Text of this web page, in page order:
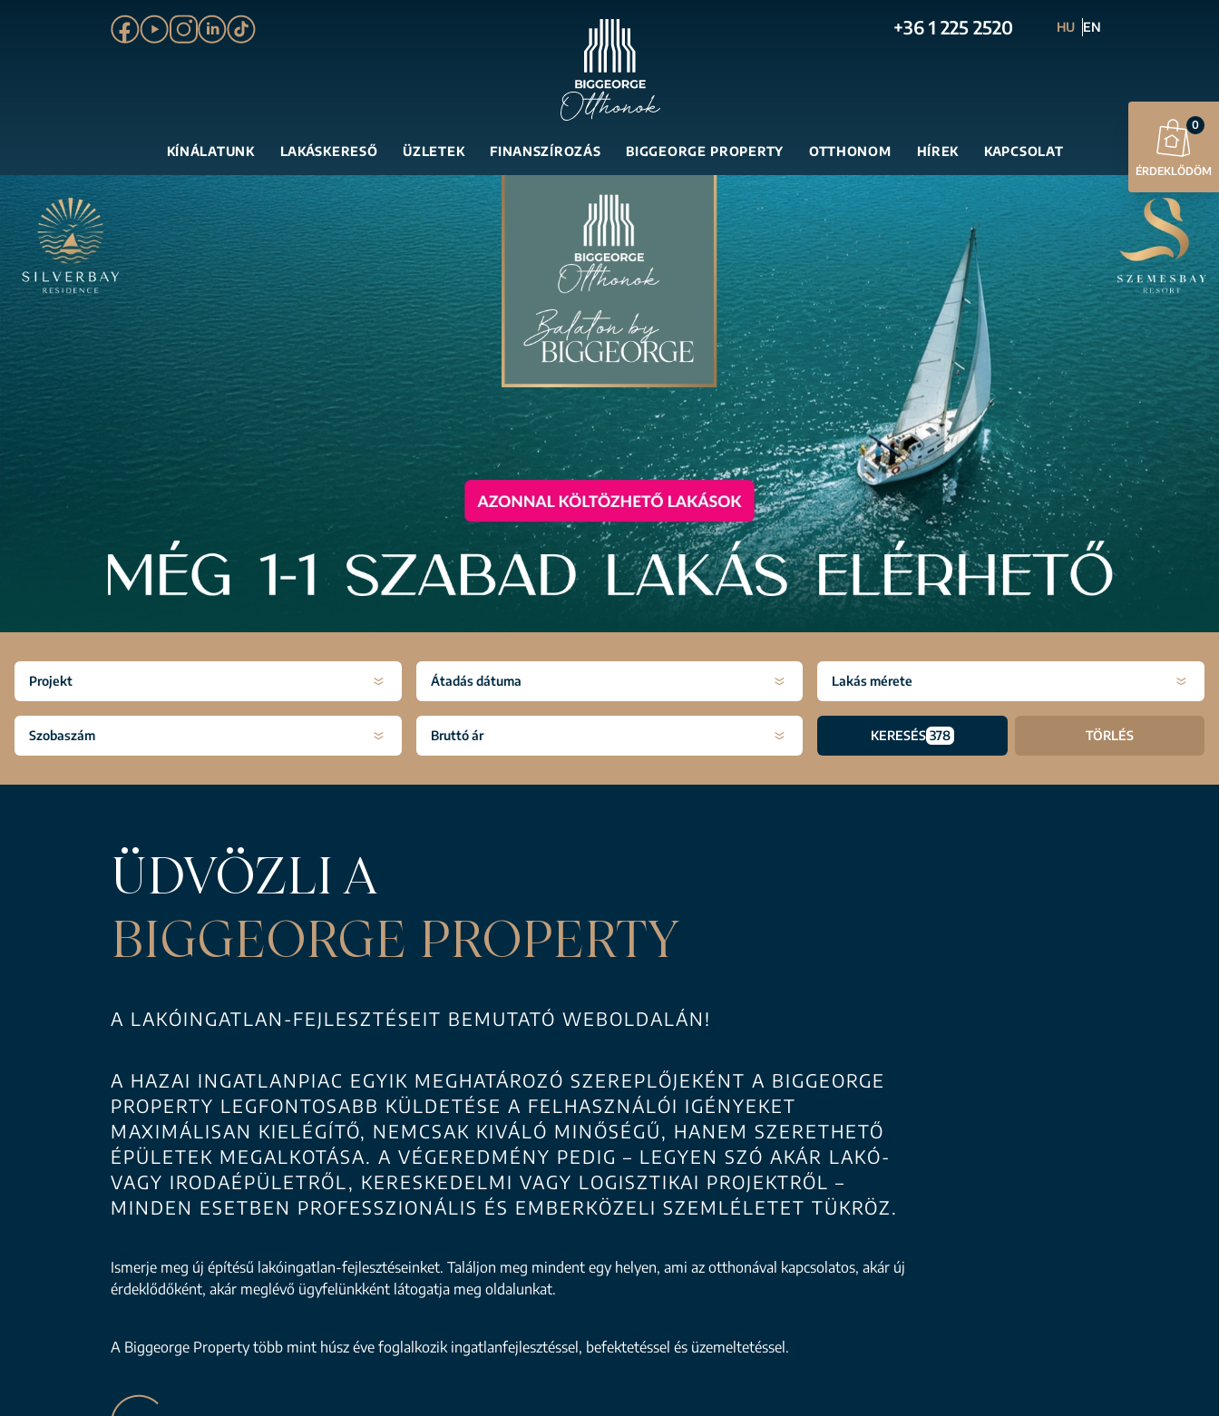
+36 1 225 2520 HU EN
KÍNÁLATUNK LAKÁSKERESŐ ÜZLETEK FINANSZÍROZÁS BIGGEORGE PROPERTY OTTHONOM HÍREK KAPCSOLAT
Projekt Átadás dátuma Lakás mérete
Szobaszám Bruttó ár KERESÉS 378 TÖRLÉS
ÜDVÖZLI A
BIGGEORGE PROPERTY
A LAKÓINGATLAN-FEJLESZTÉSEIT BEMUTATÓ WEBOLDALÁN!
A HAZAI INGATLANPIAC EGYIK MEGHATÁROZÓ SZEREPLŐJEKÉNT A BIGGEORGE
PROPERTY LEGFONTOSABB KÜLDETÉSE A FELHASZNÁLÓI IGÉNYEKET
MAXIMÁLISAN KIELÉGÍTŐ, NEMCSAK KIVÁLÓ MINŐSÉGŰ, HANEM SZERETHETŐ
ÉPÜLETEK MEGALKOTÁSA. A VÉGEREDMÉNY PEDIG – LEGYEN SZÓ AKÁR LAKÓ-
VAGY IRODAÉPÜLETRŐL, KERESKEDELMI VAGY LOGISZTIKAI PROJEKTRŐL –
MINDEN ESETBEN PROFESSZIONÁLIS ÉS EMBERKÖZELI SZEMLÉLETET TÜKRÖZ.
Ismerje meg új építésű lakóingatlan-fejlesztéseinket. Találjon meg mindent egy helyen, ami az otthonával kapcsolatos, akár új
érdeklődőként, akár meglévő ügyfelünkként látogatja meg oldalunkat.
A Biggeorge Property több mint húsz éve foglalkozik ingatlanfejlesztéssel, befektetéssel és üzemeltetéssel.
ÉRDEKLŐDÖM
0